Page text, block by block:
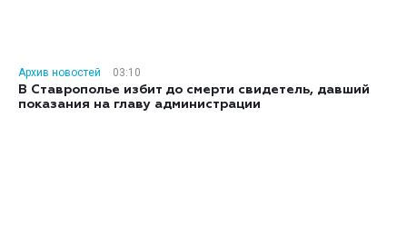
Архив новостей
03:10
В Ставрополье избит до смерти свидетель, давший
показания на главу администрации